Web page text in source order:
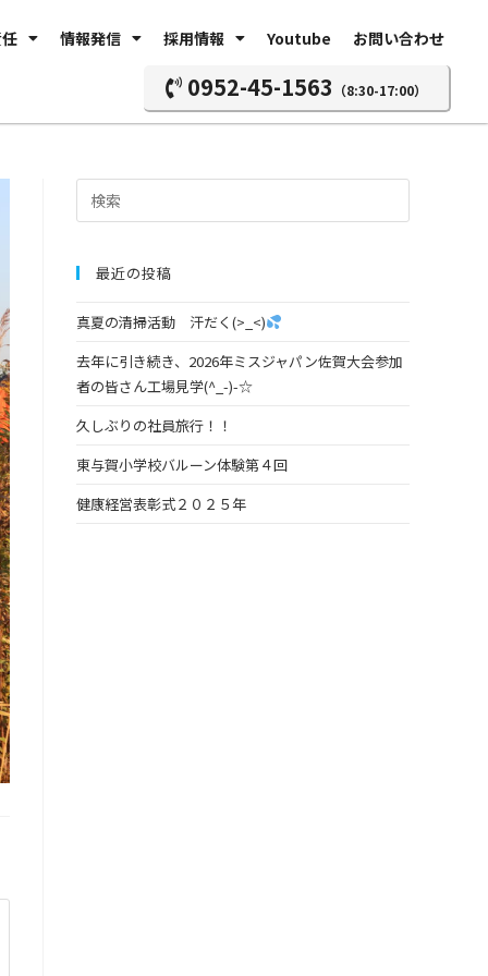
情報発信 採用情報 Youtube お問い合わせ
0952-45-1563 （8:30-17:00）
最近の投稿
真夏の清掃活動 汗だく(>_<)
去年に引き続き、2026年ミスジャパン佐賀大会参加
者の皆さん工場見学(^_-)-☆
久しぶりの社員旅行！！
東与賀小学校バルーン体験第４回
健康経営表彰式２０２５年